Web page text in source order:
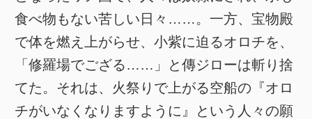
食べ物もない苦しい日々……。一方、宝物殿
で体を燃え上がらせ、小紫に迫るオロチを、
「修羅場でござる……」と傳ジローは斬り捨
てた。それは、火祭りで上がる空船の『オロ
チがいなくなりますように』という人々の願